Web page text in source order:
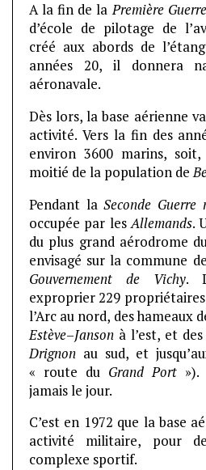
A la fin de laPremière
d’école de pilotage de
créé aux abords de
années 20, il donnera
aéronavale.
Dès lors, la base aérienne
activité. Vers la fin des
environ 3600 marins,
moitié de la population de
Pendant laSeconde Guerre
occupée par lesAllemands.
du plus grand aérodrome
envisagé sur la commune
Gouvernement de Vichy.
exproprier 229 propriétaires
l’Arc au nord, des hameaux
Estève–Janson à l’est, et
Drignon au sud, et
« route du Grand Port
jamais le jour.
C’est en 1972 que la base
activité militaire, pour
complexe sportif.